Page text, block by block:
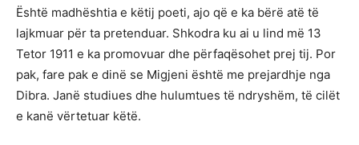
Është madhështia e këtij poeti, ajo që e ka bërë atë të
lajkmuar për ta pretenduar. Shkodra ku ai u lind më 13
Tetor 1911 e ka promovuar dhe përfaqësohet prej tij. Por
pak, fare pak e dinë se Migjeni është me prejardhje nga
Dibra. Janë studiues dhe hulumtues të ndryshëm, të cilët
e kanë vërtetuar këtë.